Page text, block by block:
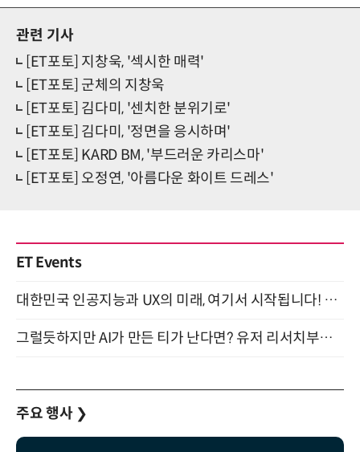
관련 기사
[ET포토] 지창욱, '섹시한 매력'
[ET포토] 군체의 지창욱
[ET포토] 김다미, '센치한 분위기로'
[ET포토] 김다미, '정면을 응시하며'
[ET포토] KARD BM, '부드러운 카리스마'
[ET포토] 오정연, '아름다운 화이트 드레스'
ET Events
대한민국 인공지능과 UX의 미래, 여기서 시작됩니다! UX Korea 2026 - Fall 9월 2일 개최
그럴듯하지만 AI가 만든 티가 난다면? 유저 리서치부터 배포까지! (9/15)
주요 행사 ❯